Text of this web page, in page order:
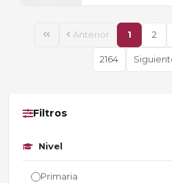
Anterior 1 2
2164
Filtros
Nivel
Primaria